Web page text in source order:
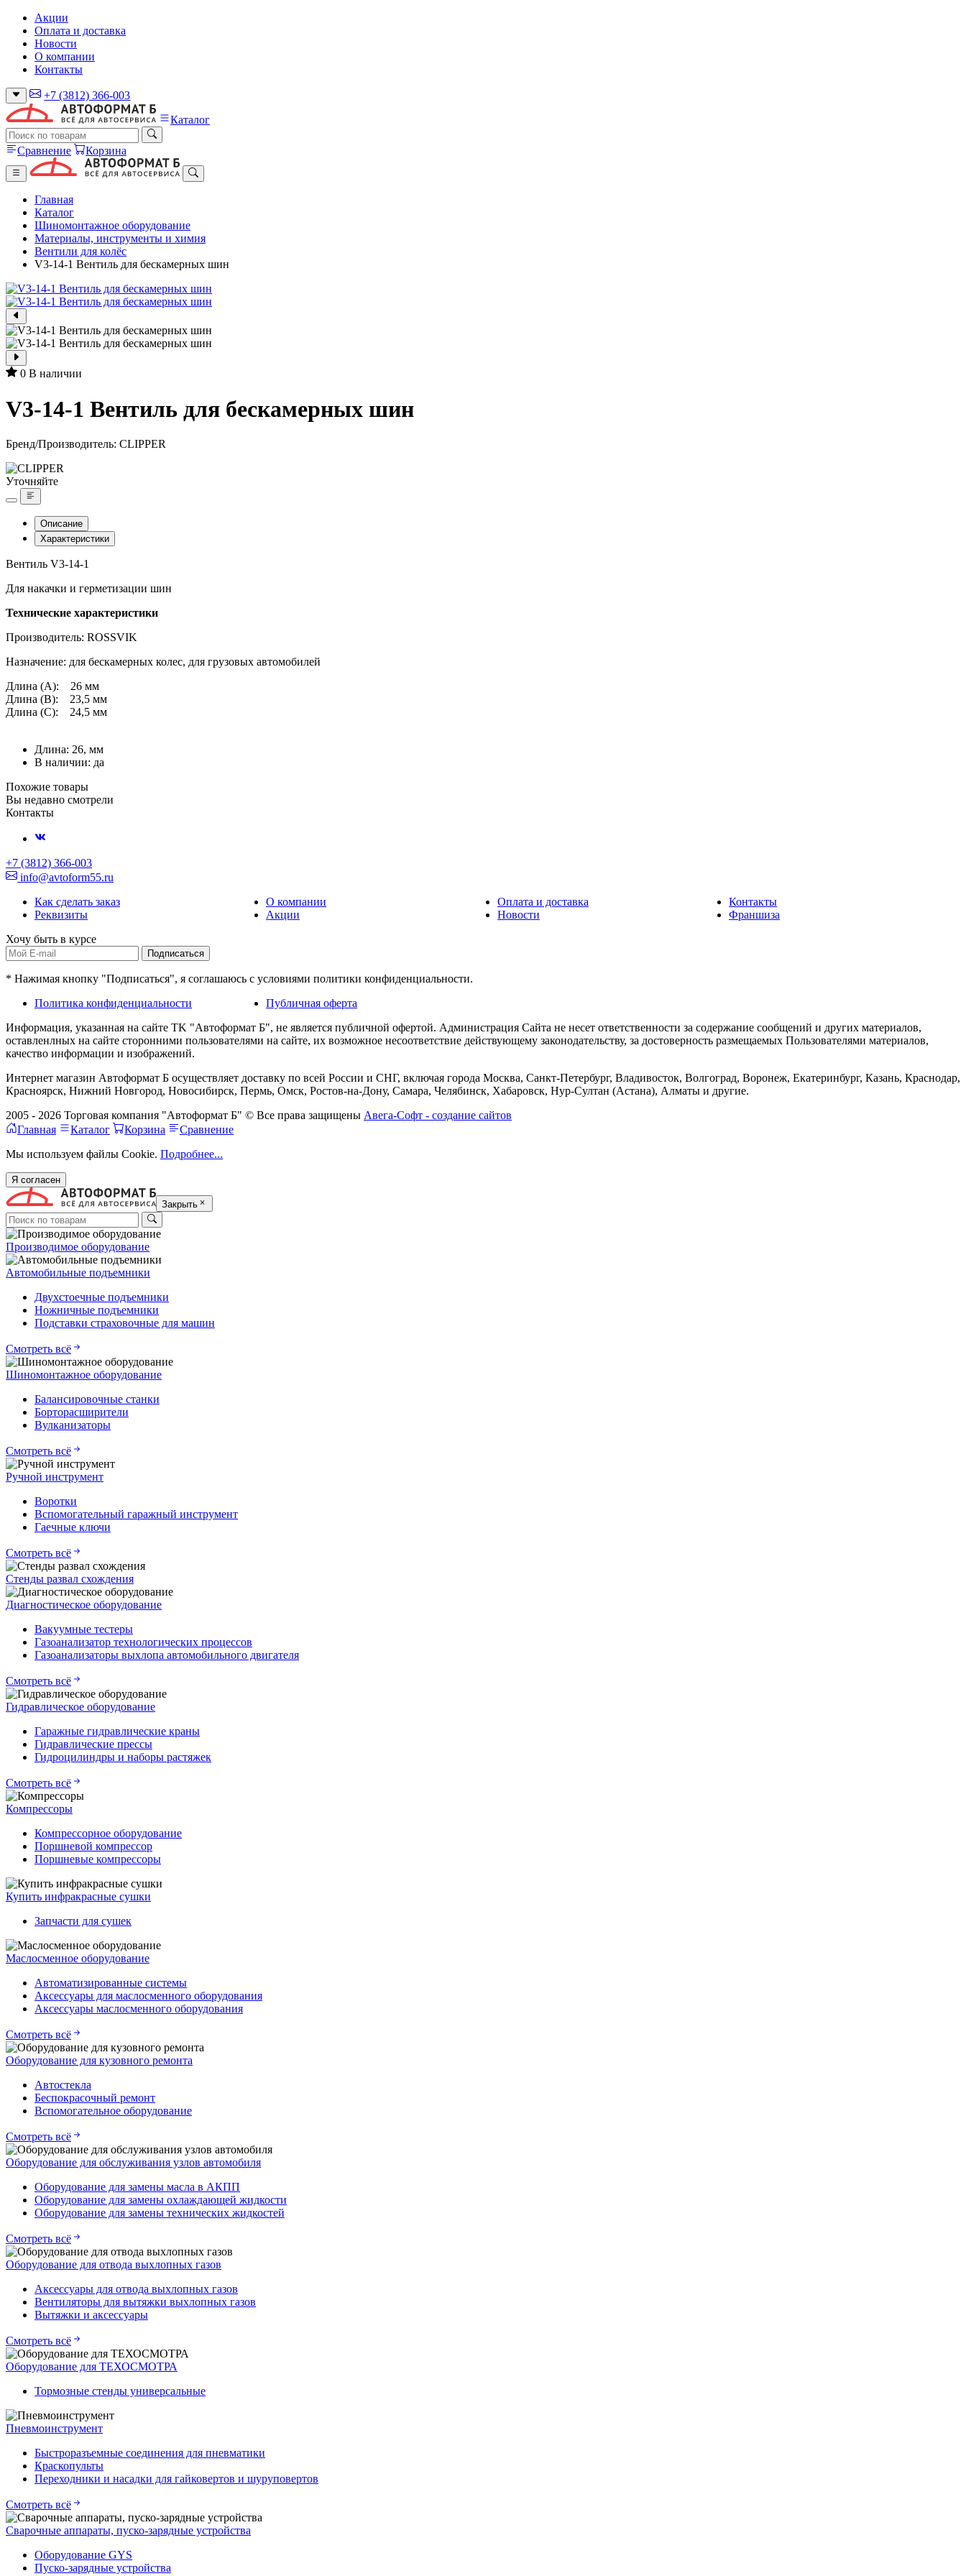
Акции
Оплата и доставка
Новости
О компании
Контакты
+7 (3812) 366-003
Каталог
Сравнение Корзина
Главная
Каталог
Шиномонтажное оборудование
Материалы, инструменты и химия
Вентили для колёс
V3-14-1 Вентиль для бескамерных шин
0 В наличии
V3-14-1 Вентиль для бескамерных шин
Бренд/Производитель: CLIPPER
Уточняйте
Описание
Характеристики
Вентиль V3-14-1
Для накачки и герметизации шин
Технические характеристики
Производитель: ROSSVIK
Назначение: для бескамерных колес, для грузовых автомобилей
Длина (A): 26 мм
Длина (B): 23,5 мм
Длина (C): 24,5 мм
Длина: 26, мм
В наличии: да
Похожие товары
Вы недавно смотрели
Контакты
+7 (3812) 366-003
info@avtoform55.ru
Как сделать заказ
О компании Оплата и доставка
Контакты
Реквизиты
Акции Новости
Франшиза
Хочу быть в курсе
Подписаться
* Нажимая кнопку "Подписаться", я соглашаюсь с условиями политики конфиденциальности.
Политика конфиденциальности
Публичная оферта
Информация, указанная на сайте TK "Автоформат Б", не является публичной офертой. Администрация Сайта не несет ответственности за содержание сообщений и других материалов,
оставленлных на сайте сторонними пользователями на сайте, их возможное несоответствие действующему законодательству, за достоверность размещаемых Пользователями материалов,
качество информации и изображений.
Интернет магазин Автоформат Б осуществляет доставку по всей России и СНГ, включая города Москва, Санкт-Петербург, Владивосток, Волгоград, Воронеж, Екатеринбург, Казань, Краснодар,
Красноярск, Нижний Новгород, Новосибирск, Пермь, Омск, Ростов-на-Дону, Самара, Челябинск, Хабаровск, Нур-Султан (Астана), Алматы и другие.
2005 - 2026 Торговая компания "Автоформат Б" © Все права защищены Авега-Софт - создание сайтов
Главная
Каталог Корзина
Сравнение
Мы используем файлы Cookie. Подробнее...
Я согласен
Закрыть
Производимое оборудование
Автомобильные подъемники
Двухстоечные подъемники
Ножничные подъемники
Подставки страховочные для машин
Смотреть всё
Шиномонтажное оборудование
Балансировочные станки
Борторасширители
Вулканизаторы
Смотреть всё
Ручной инструмент
Воротки
Вспомогательный гаражный инструмент
Гаечные ключи
Смотреть всё
Стенды развал схождения
Диагностическое оборудование
Вакуумные тестеры
Газоанализатор технологических процессов
Газоанализаторы выхлопа автомобильного двигателя
Смотреть всё
Гидравлическое оборудование
Гаражные гидравлические краны
Гидравлические прессы
Гидроцилиндры и наборы растяжек
Смотреть всё
Компрессоры
Компрессорное оборудование
Поршневой компрессор
Поршневые компрессоры
Купить инфракрасные сушки
Запчасти для сушек
Маслосменное оборудование
Автоматизированные системы
Аксессуары для маслосменного оборудования
Аксессуары маслосменного оборудования
Смотреть всё
Оборудование для кузовного ремонта
Автостекла
Беспокрасочный ремонт
Вспомогательное оборудование
Смотреть всё
Оборудование для обслуживания узлов автомобиля
Оборудование для замены масла в АКПП
Оборудование для замены охлаждающей жидкости
Оборудование для замены технических жидкостей
Смотреть всё
Оборудование для отвода выхлопных газов
Аксессуары для отвода выхлопных газов
Вентиляторы для вытяжки выхлопных газов
Вытяжки и аксессуары
Смотреть всё
Оборудование для ТЕХОСМОТРА
Тормозные стенды универсальные
Пневмоинструмент
Быстроразъемные соединения для пневматики
Краскопульты
Переходники и насадки для гайковертов и шуруповертов
Смотреть всё
Сварочные аппараты, пуско-зарядные устройства
Оборудование GYS
Пуско-зарядные устройства